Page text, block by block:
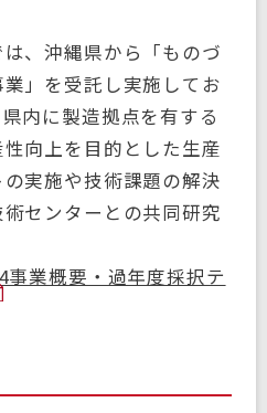
、沖縄県から「ものづ
」を受託し実施してお
内に製造拠点を有する
向上を目的とした生産
実施や技術課題の解決
センターとの共同研究
事業概要・過年度採択テ